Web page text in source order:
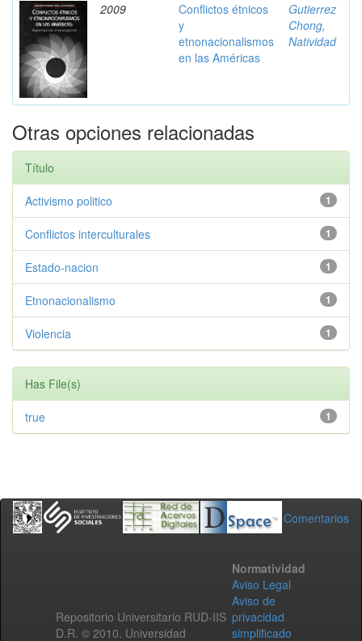
2009
Conflictos étnicos
y
etnonacionalismos
en las Américas
Gutierrez
Chong,
Natividad
Otras opciones relacionadas
Título
1
Activismo politico
1
Conflictos interculturales
1
Estado-nacion
1
Etnonacionalismo
1
Violencia
Has File(s)
1
true
Comentarios
Repositorio Universitario RUD-IIS
D.R. © 2010. Universidad
Normatividad
Aviso Legal
Aviso de
privacidad
simplificado